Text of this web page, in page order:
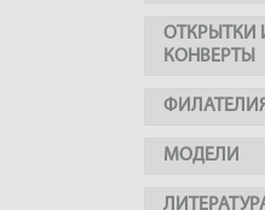
ОТКРЫТКИ
КОНВЕРТЫ
МОДЕЛИ